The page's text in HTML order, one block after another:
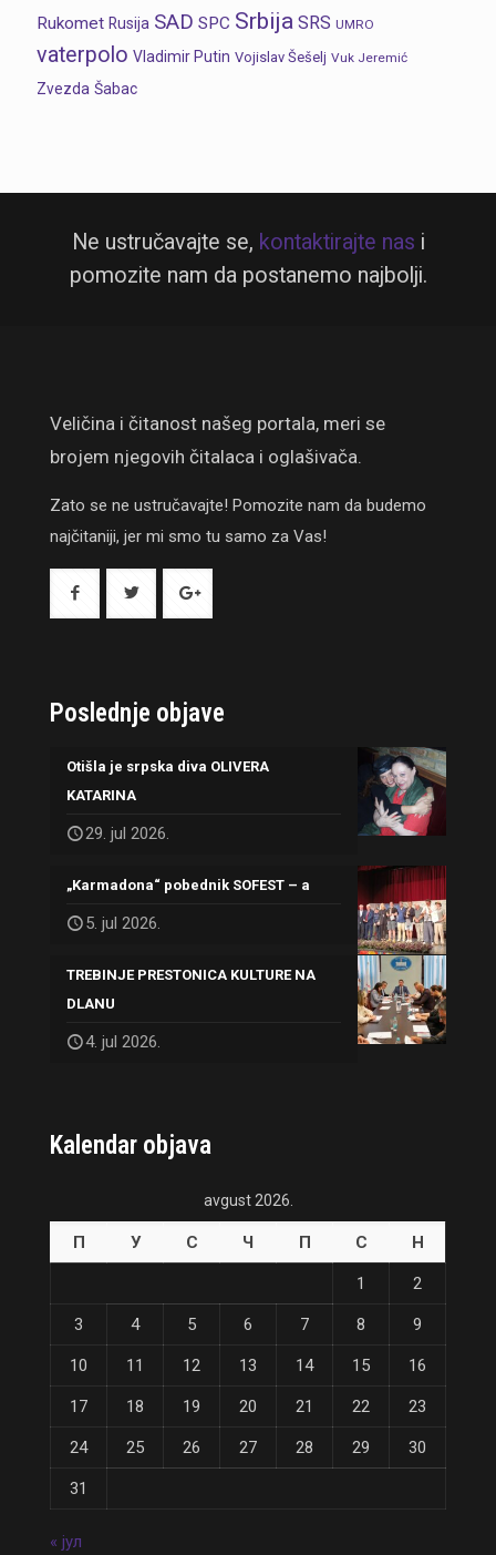
Rukomet Rusija SAD SPC Srbija SRS UMRO
vaterpolo Vladimir Putin Vojislav Šešelj Vuk Jeremić
Zvezda Šabac
Ne ustručavajte se, kontaktirajte nas i
pomozite nam da postanemo najbolji.
Veličina i čitanost našeg portala, meri se
brojem njegovih čitalaca i oglašivača.
Zato se ne ustručavajte! Pomozite nam da budemo
najčitaniji, jer mi smo tu samo za Vas!
Poslednje objave
Otišla je srpska diva OLIVERA
KATARINA
29. jul 2026.
„Karmadona“ pobednik SOFEST – a
5. jul 2026.
TREBINJE PRESTONICA KULTURE NA
DLANU
4. jul 2026.
Kalendar objava
avgust 2026.
П У С Ч П С Н
1 2
3 4 5 6 7 8 9
10 11 12 13 14 15 16
17 18 19 20 21 22 23
24 25 26 27 28 29 30
31
« јул